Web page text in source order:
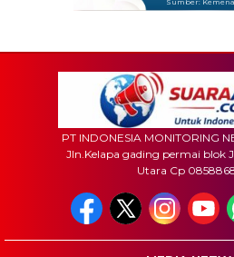
Sumber:
PT INDONESIA MONITORING
Jln.Kelapa gading permai blok
Utara Cp